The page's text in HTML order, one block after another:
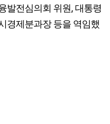
발전심의회 위원, 대통령
경제분과장 등을 역임했